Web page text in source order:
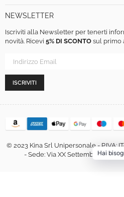
NEWSLETTER
Iscriviti alla Newsletter per tenerti
novità. Ricevi 5% DI SCONTO sul primo
ISCRIVITI
© 2023 Kina Srl Unipersonale - P.IVA:
- Sede: Via XX Settembre, 460,
Hai